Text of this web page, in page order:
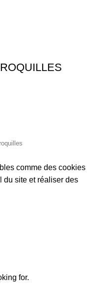
comme des cookies
du site et réaliser des
for.